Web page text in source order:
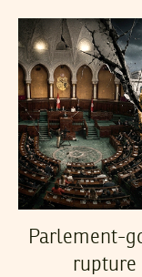
Parlement-
rupture